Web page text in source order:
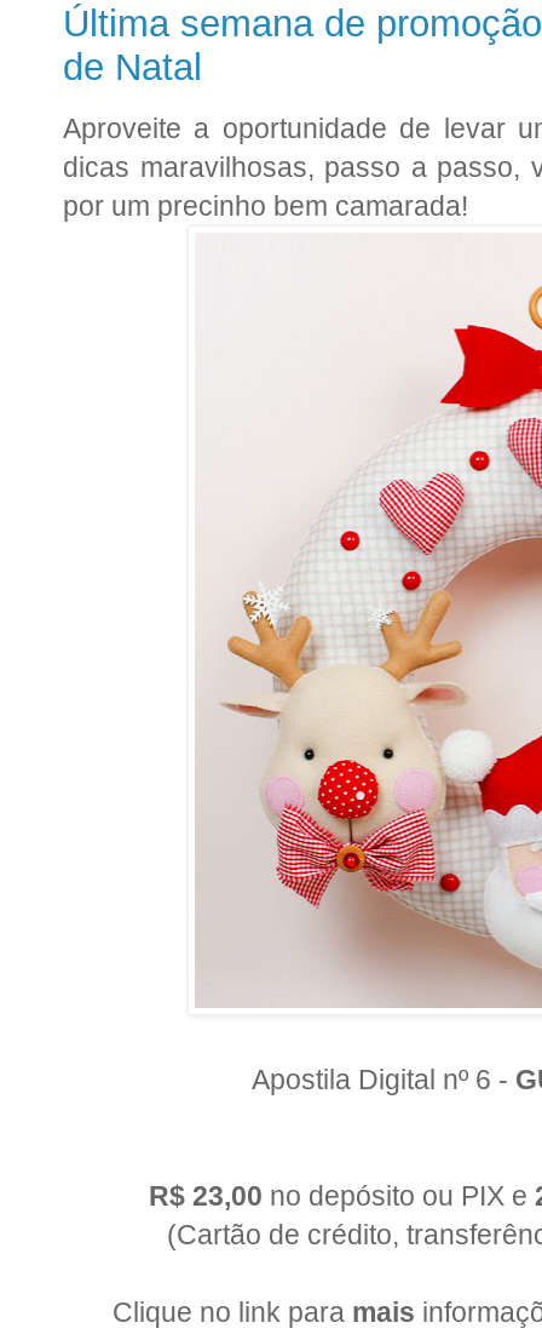
Última semana de
de Natal
Aproveite a oportunidade de levar
dicas maravilhosas, passo a passo,
por um precinho bem camarada!
Apostila Digital nº 6 -
R$ 23,00 no depósito ou PIX e
(Cartão de crédito,
Clique no link para mais